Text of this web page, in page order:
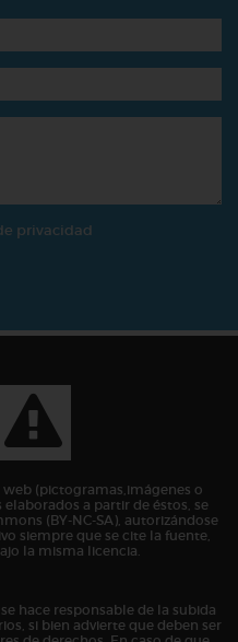
privacidad
web (pictogramas,imágenes o
a partir de éstos, se
(BY-NC-SA), autorizándose
siempre que se cite la fuente,
la misma licencia.
hace responsable de la subida
si bien advierte que deben ser